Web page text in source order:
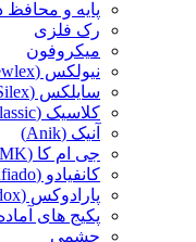
پایه و محافظ
رک فلزی
میکروفون
نیولکس (Newlex)
سایلکس (Silex)
کلاسیک (Classic)
آنیک (Anik)
جی ام کا (GMK)
کانفیادو (Confiado)
پارادوکس (Paradox)
پکیج های
چشمی